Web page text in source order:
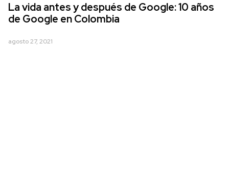
La vida antes y después de Google: 10 años
de Google en Colombia
agosto 27, 2021